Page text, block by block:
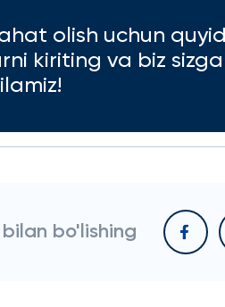
olish uchun
kiriting va biz
bo'lishing